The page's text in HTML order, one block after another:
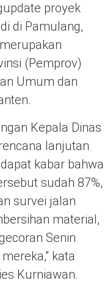
proyek
di Pamulang,
(Pemprov)
Umum dan
Kepala Dinas
lanjutan
kabar bahwa
sudah 87%,
survei jalan
material,
Senin
kata
Kurniawan.